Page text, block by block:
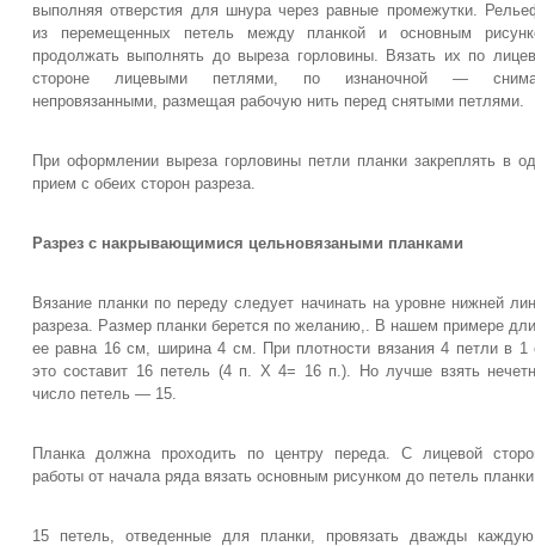
выполняя отверстия для шнура через равные промежутки.
из перемещенных петель между планкой и основным
продолжать выполнять до выреза горловины. Вязать их по
стороне лицевыми петлями, по изнаночной —
непровязанными, размещая рабочую нить перед снятыми петлями.
При оформлении выреза горловины петли планки закреплять в
прием с обеих сторон разреза.
Разрез с накрывающимися цельновязаными планками
Вязание планки по переду следует начинать на уровне нижней
разреза. Размер планки берется по желанию,. В нашем примере
ее равна 16 см, ширина 4 см. При плотности вязания 4 петли в 1
это составит 16 петель (4 п. X 4= 16 п.). Но лучше взять
число петель — 15.
Планка должна проходить по центру переда. С лицевой
работы от начала ряда вязать основным рисунком до петель
15 петель, отведенные для планки, провязать дважды